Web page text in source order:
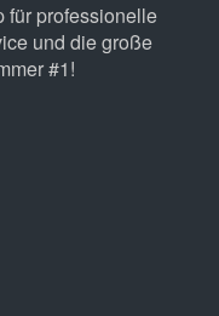
für professionelle
und die große
#1!